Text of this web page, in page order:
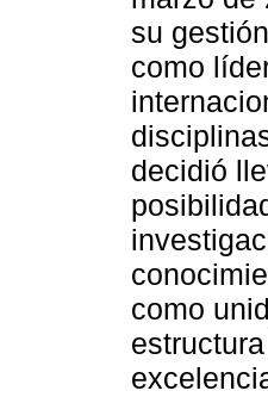
su
como
decidió
como